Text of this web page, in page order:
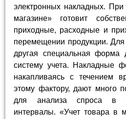
электронных накладных.
магазине» готовит
приходные, расходные и
перемещении продукции. Для
другая специальная
систему учета. Накладные
накапливаясь с течением
этому фактору, дают много
для анализа спроса в
интервалы. «Учет товара в